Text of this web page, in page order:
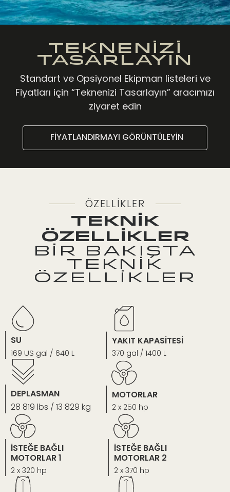
TEKNENİZİ
TASARLAYIN
Standart ve Opsiyonel Ekipman listeleri ve
Fiyatları için “Teknenizi Tasarlayın” aracımızı
ziyaret edin
FİYATLANDIRMAYI GÖRÜNTÜLEYİN
ÖZELLİKLER
TEKNİK
ÖZELLİKLER
BİR BAKIŞTA
TEKNİK
ÖZELLİKLER
SU
169 US gal / 640 L
YAKIT KAPASİTESİ
370 gal / 1400 L
DEPLASMAN
28 819 lbs / 13 829 kg
MOTORLAR
2 x 250 hp
İSTEĞE BAĞLI
MOTORLAR 1
2 x 320 hp
İSTEĞE BAĞLI
MOTORLAR 2
2 x 370 hp